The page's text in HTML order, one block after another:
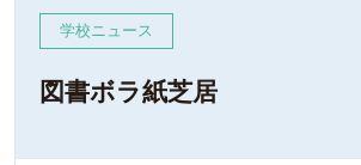
学校ニュース
図書ボラ紙芝居